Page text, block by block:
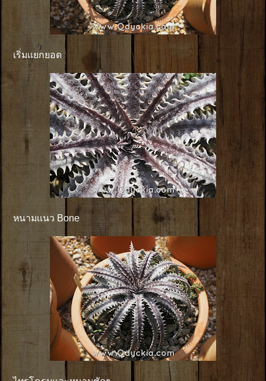
เริ่มเเยกยอด
หนามเเนว Bone